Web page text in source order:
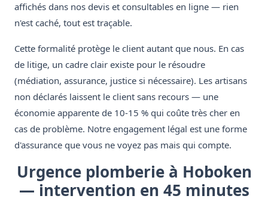
affichés dans nos devis et consultables en ligne — rien
n'est caché, tout est traçable.
Cette formalité protège le client autant que nous. En cas
de litige, un cadre clair existe pour le résoudre
(médiation, assurance, justice si nécessaire). Les artisans
non déclarés laissent le client sans recours — une
économie apparente de 10-15 % qui coûte très cher en
cas de problème. Notre engagement légal est une forme
d'assurance que vous ne voyez pas mais qui compte.
Urgence plomberie à Hoboken
— intervention en 45 minutes